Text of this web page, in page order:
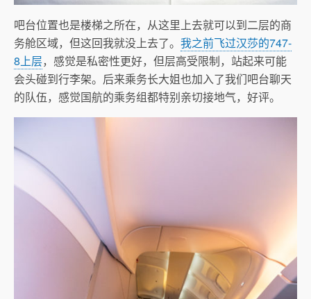
吧台位置也是楼梯之所在，从这里上去就可以到二层的商
务舱区域，但这回我就没上去了。 我之前飞过汉莎的747-
8上层，感觉是私密性更好，但层高受限制，站起来可能
会头碰到行李架。后来乘务长大姐也加入了我们吧台聊天
的队伍，感觉国航的乘务组都特别亲切接地气，好评。